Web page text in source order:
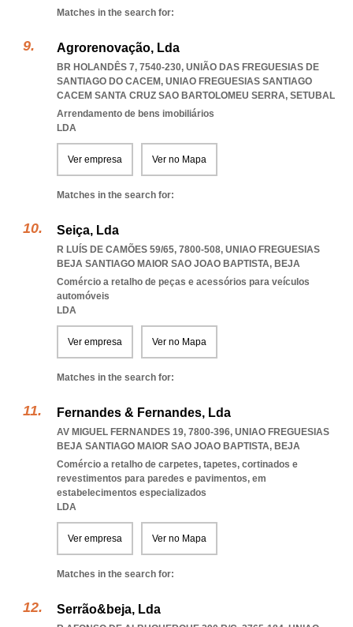
Matches in the search for:
Agrorenovação, Lda
BR HOLANDÊS 7, 7540-230, UNIÃO DAS FREGUESIAS DE
SANTIAGO DO CACEM, UNIAO FREGUESIAS SANTIAGO
CACEM SANTA CRUZ SAO BARTOLOMEU SERRA, SETUBAL
Arrendamento de bens imobiliários
LDA
Ver empresa Ver no Mapa
Matches in the search for:
Seiça, Lda
R LUÍS DE CAMÕES 59/65, 7800-508, UNIAO FREGUESIAS
BEJA SANTIAGO MAIOR SAO JOAO BAPTISTA, BEJA
Comércio a retalho de peças e acessórios para veículos
automóveis
LDA
Ver empresa Ver no Mapa
Matches in the search for:
Fernandes & Fernandes, Lda
AV MIGUEL FERNANDES 19, 7800-396, UNIAO FREGUESIAS
BEJA SANTIAGO MAIOR SAO JOAO BAPTISTA, BEJA
Comércio a retalho de carpetes, tapetes, cortinados e
revestimentos para paredes e pavimentos, em
estabelecimentos especializados
LDA
Ver empresa Ver no Mapa
Matches in the search for:
Serrão&beja, Lda